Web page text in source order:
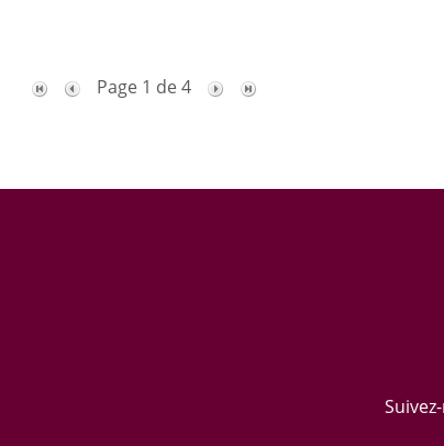
Page 1 de 4